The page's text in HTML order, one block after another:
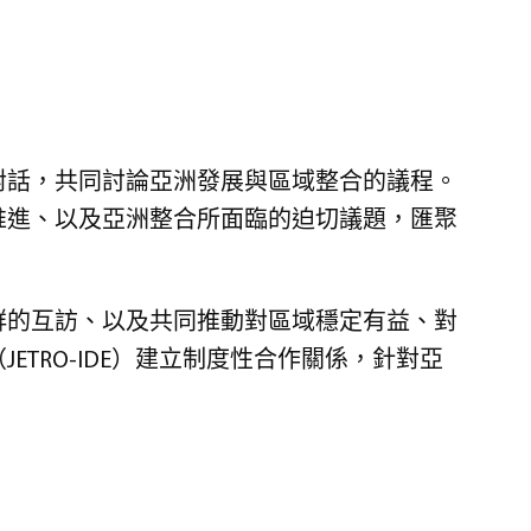
，共同討論亞洲發展與區域整合的議程。
、以及亞洲整合所面臨的迫切議題，匯聚
互訪、以及共同推動對區域穩定有益、對
IDE）建立制度性合作關係，針對亞